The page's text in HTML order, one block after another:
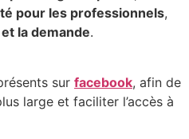
pour les professionnels,
la demande.
sur facebook, afin de
large et faciliter l’accès à